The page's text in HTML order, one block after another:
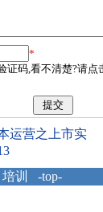
*
运营之上市实
培训
-top-